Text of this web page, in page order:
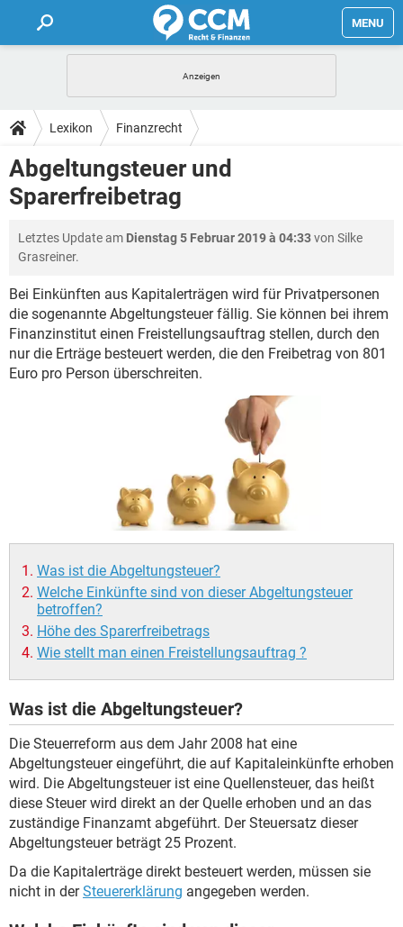
MENU
FORUM
TIPPS
LEXIKON
Lexikon Finanzrecht
Abgeltungsteuer und
Sparerfreibetrag
Letztes Update am Dienstag 5 Februar 2019 à 04:33von Silke
Grasreiner.
Bei Einkünften aus Kapitalerträgen wird für Privatpersonen
die sogenannte Abgeltungsteuer fällig. Sie können bei ihrem
Finanzinstitut einen Freistellungsauftrag stellen, durch den
nur die Erträge besteuert werden, die den Freibetrag von 801
Euro pro Person überschreiten.
Was ist die Abgeltungsteuer?
Welche Einkünfte sind von dieser Abgeltungsteuer
betroffen?
Höhe des Sparerfreibetrags
Wie stellt man einen Freistellungsauftrag ?
Was ist die Abgeltungsteuer?
Die Steuerreform aus dem Jahr 2008 hat eine
Abgeltungsteuer eingeführt, die auf Kapitaleinkünfte erhoben
wird. Die Abgeltungsteuer ist eine Quellensteuer, das heißt
diese Steuer wird direkt an der Quelle erhoben und an das
zuständige Finanzamt abgeführt. Der Steuersatz dieser
Abgeltungsteuer beträgt 25 Prozent.
Da die Kapitalerträge direkt besteuert werden, müssen sie
nicht in derSteuererklärung angegeben werden.